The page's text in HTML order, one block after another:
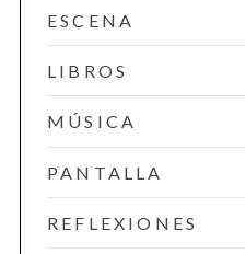
ESCENA
LIBROS
MÚSICA
PANTALLA
REFLEXIONES